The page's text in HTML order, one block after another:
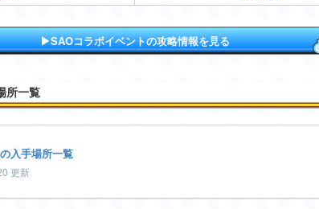
▶︎SAOコラボイベントの攻略情報を見る
所一覧
入手場所一覧
更新